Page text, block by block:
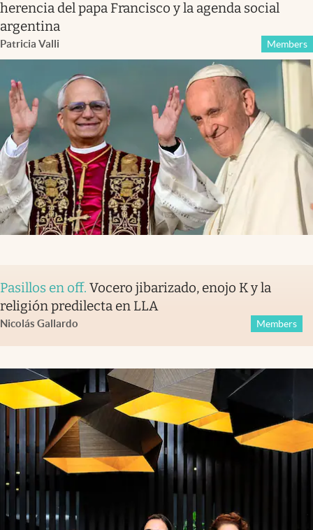
herencia del papa Francisco y la agenda social
argentina
Patricia Valli Members
Pasillos en off. Vocero jibarizado, enojo K y la
religión predilecta en LLA
Nicolás Gallardo Members